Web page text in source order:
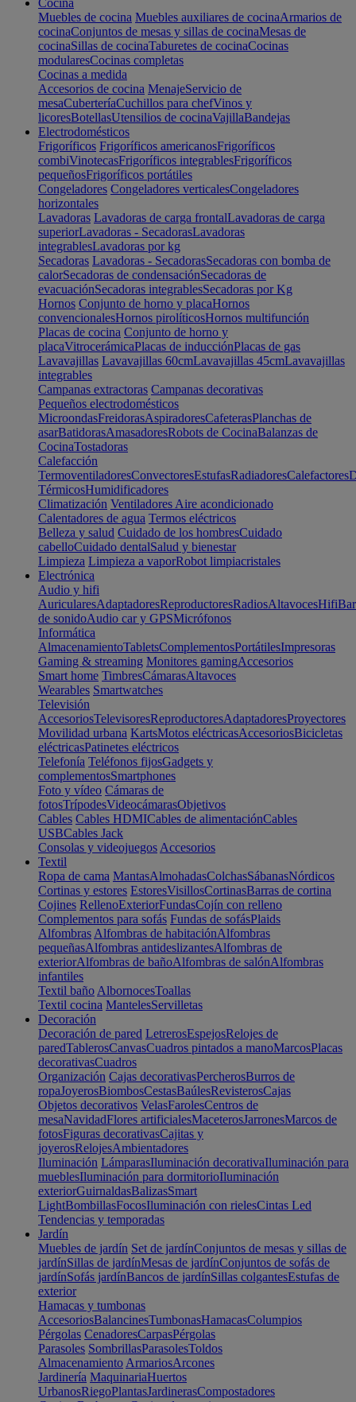
Cocina
Muebles de cocina Muebles auxiliares de cocinaArmarios de
cocinaConjuntos de mesas y sillas de cocinaMesas de
cocinaSillas de cocinaTaburetes de cocinaCocinas
modularesCocinas completas
Cocinas a medida
Accesorios de cocina MenajeServicio de
mesaCuberteríaCuchillos para chefVinos y
licoresBotellasUtensilios de cocinaVajillaBandejas
Electrodomésticos
Frigoríficos Frigoríficos americanosFrigoríficos
combiVinotecasFrigoríficos integrablesFrigoríficos
pequeñosFrigoríficos portátiles
Congeladores Congeladores verticalesCongeladores
horizontales
Lavadoras Lavadoras de carga frontalLavadoras de carga
superiorLavadoras - SecadorasLavadoras
integrablesLavadoras por kg
Secadoras Lavadoras - SecadorasSecadoras con bomba de
calorSecadoras de condensaciónSecadoras de
evacuaciónSecadoras integrablesSecadoras por Kg
Hornos Conjunto de horno y placaHornos
convencionalesHornos pirolíticosHornos multifunción
Placas de cocina Conjunto de horno y
placaVitrocerámicaPlacas de inducciónPlacas de gas
Lavavajillas Lavavajillas 60cmLavavajillas 45cmLavavajillas
integrables
Campanas extractoras Campanas decorativas
Pequeños electrodomésticos
MicroondasFreidorasAspiradoresCafeterasPlanchas de
asarBatidorasAmasadoresRobots de CocinaBalanzas de
CocinaTostadoras
Calefacción
TermoventiladoresConvectoresEstufasRadiadoresCalefactores
TérmicosHumidificadores
Climatización Ventiladores Aire acondicionado
Calentadores de agua Termos eléctricos
Belleza y salud Cuidado de los hombresCuidado
cabelloCuidado dentalSalud y bienestar
Limpieza Limpieza a vaporRobot limpiacristales
Electrónica
Audio y hifi
AuricularesAdaptadoresReproductoresRadiosAltavocesHifi
de sonidoAudio car y GPSMicrófonos
Informática
AlmacenamientoTabletsComplementosPortátilesImpresoras
Gaming & streaming Monitores gamingAccesorios
Smart home TimbresCámarasAltavoces
Wearables Smartwatches
Televisión
AccesoriosTelevisoresReproductoresAdaptadoresProyectores
Movilidad urbana KartsMotos eléctricasAccesoriosBicicletas
eléctricasPatinetes eléctricos
Telefonía Teléfonos fijosGadgets y
complementosSmartphones
Foto y vídeo Cámaras de
fotosTrípodesVideocámarasObjetivos
Cables Cables HDMICables de alimentaciónCables
USBCables Jack
Consolas y videojuegos Accesorios
Textil
Ropa de cama MantasAlmohadasColchasSábanasNórdicos
Cortinas y estores EstoresVisillosCortinasBarras de cortina
Cojines RellenoExteriorFundasCojín con relleno
Complementos para sofás Fundas de sofásPlaids
Alfombras Alfombras de habitaciónAlfombras
pequeñasAlfombras antideslizantesAlfombras de
exteriorAlfombras de bañoAlfombras de salónAlfombras
infantiles
Textil baño AlbornocesToallas
Textil cocina MantelesServilletas
Decoración
Decoración de pared LetrerosEspejosRelojes de
paredTablerosCanvasCuadros pintados a manoMarcosPlacas
decorativasCuadros
Organización Cajas decorativasPercherosBurros de
ropaJoyerosBiombosCestasBaúlesRevisterosCajas
Objetos decorativos VelasFarolesCentros de
mesaNavidadFlores artificialesMaceterosJarronesMarcos de
fotosFiguras decorativasCajitas y
joyerosRelojesAmbientadores
Iluminación LámparasIluminación decorativaIluminación para
mueblesIluminación para dormitorioIluminación
exteriorGuirnaldasBalizasSmart
LightBombillasFocosIluminación con rielesCintas Led
Tendencias y temporadas
Jardín
Muebles de jardín Set de jardínConjuntos de mesas y sillas de
jardínSillas de jardínMesas de jardínConjuntos de sofás de
jardínSofás jardínBancos de jardínSillas colgantesEstufas de
exterior
Hamacas y tumbonas
AccesoriosBalancinesTumbonasHamacasColumpios
Pérgolas CenadoresCarpasPérgolas
Parasoles SombrillasParasolesToldos
Almacenamiento ArmariosArcones
Jardinería MaquinariaHuertos
UrbanosRiegoPlantasJardinerasCompostadores